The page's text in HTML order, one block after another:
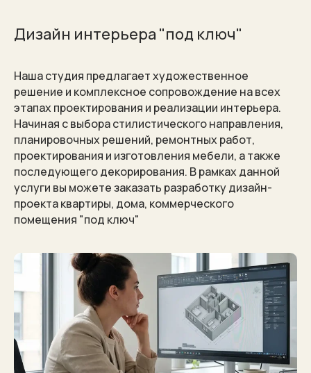
8 (900)
Услуги Контакты
разрабатываются с
особым вниманием к
деталям
Дизайн интерьера "под ключ"
Наша студия предлагает художественное
решение и комплексное сопровождение на всех
этапах проектирования и реализации интерьера.
Начиная с выбора стилистического направления,
планировочных решений, ремонтных работ,
проектирования и изготовления мебели, а также
последующего декорирования. В рамках данной
услуги вы можете заказать разработку дизайн-
проекта квартиры, дома, коммерческого
помещения "под ключ"